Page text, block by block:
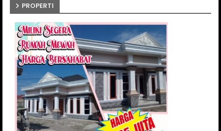
PROPERTI